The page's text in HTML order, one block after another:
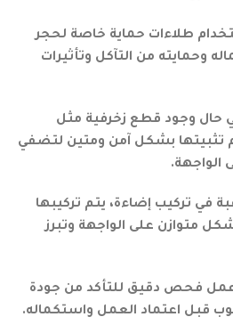
طلاءات حماية خاصة لحجر
وحمايته من التآكل وتأثيرات
حال وجود قطع زخرفية مثل
تثبيتها بشكل آمن ومتين لتضفي
الواجهة.
في تركيب إضاءة، يتم تركيبها
متوازن على الواجهة وتبرز
فحص دقيق للتأكد من جودة
قبل اعتماد العمل واستكماله.